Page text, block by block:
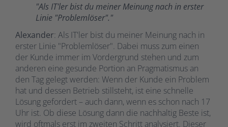
"Als IT'ler bist du meiner Meinung nach in erster
Linie "Problemlöser"."
Alexander: Als IT'ler bist du meiner Meinung nach in
erster Linie "Problemlöser". Dabei muss zum einen
der Kunde immer im Vordergrund stehen und zum
anderen eine gesunde Portion an Pragmatismus an
den Tag gelegt werden: Wenn der Kunde ein Problem
hat und dessen Betrieb stillsteht, ist eine schnelle
Lösung gefordert – auch dann, wenn es schon nach 17
Uhr ist. Ob diese Lösung dann die nachhaltig Beste ist,
wird oftmals erst im zweiten Schritt analysiert. Dieser